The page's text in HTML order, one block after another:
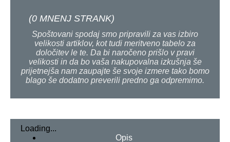
(0 MNENJ STRANK)
Spoštovani spodaj smo pripravili za vas izbiro
velikosti artiklov, kot tudi meritveno tabelo za
določitev le te. Da bi naročeno prišlo v pravi
velikosti in da bo vaša nakupovalna izkušnja še
prijetnejša nam zaupajte še svoje izmere tako bomo
blago še dodatno preverili predno ga odpremimo.
Loading...
Opis